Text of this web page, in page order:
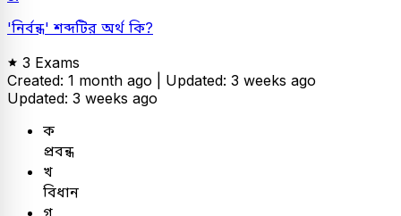
'নির্বন্ধ' শব্দটির অর্থ কি?
3 Exams
Created: 1 month ago | Updated: 3 weeks ago
Updated: 3 weeks ago
ক
প্রবন্ধ
খ
বিধান
গ